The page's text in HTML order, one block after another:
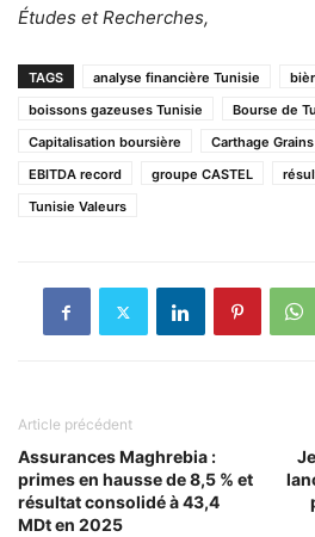
Études et Recherches,
TAGS analyse financière Tunisie
boissons gazeuses Tunisie
Bourse de
Capitalisation boursière
Carthage Grains
EBITDA record
groupe CASTEL
Tunisie Valeurs
Article précédent
Assurances Maghrebia :
primes en hausse de 8,5 % et
résultat consolidé à 43,4
MDt en 2025